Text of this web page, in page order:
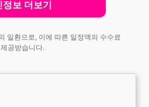
정보 더보기
일환으로, 이에 따른 일정액의 수수료
공받습니다.